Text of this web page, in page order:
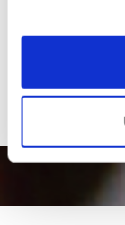
Sie unseren
Von
Sie alle
Humbaur
Ersatzteilshop